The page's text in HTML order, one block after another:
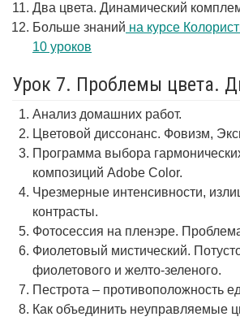
Два цвета. Динамический
Больше знаний на курсе
10 уроков
Урок 7. Проблемы цвета.
Анализ домашних работ.
Цветовой диссонанс. Фовизм,
Программа выбора
композиций Adobe Color.
Чрезмерные интенсивности,
контрасты.
Фотосессия на пленэре.
Фиолетовый мистический.
фиолетового и желто-зеленого.
Пестрота – противоположность
Как объединить неуправляемые